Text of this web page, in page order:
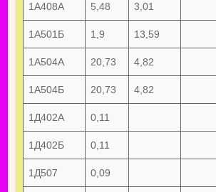
1А408А 5,48 3,01
1А501Б 1,9 13,59
1А504А 20,73 4,82
1А504Б 20,73 4,82
1Д402А 0,11
1Д402Б 0,11
1Д507 0,09